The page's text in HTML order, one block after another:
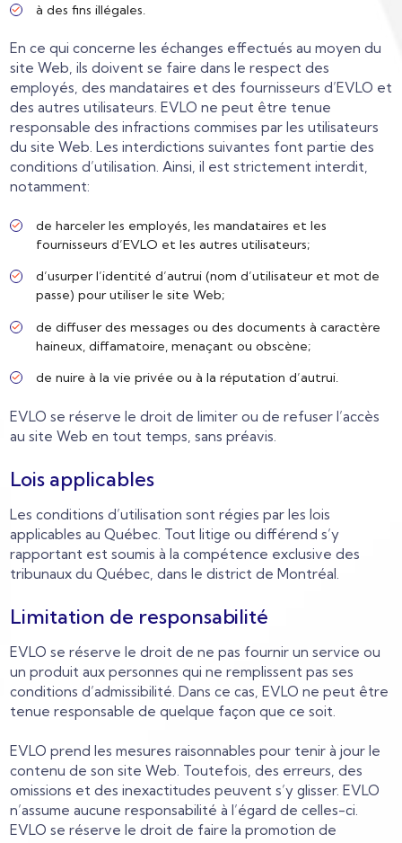
à des fins illégales.
En ce qui concerne les échanges effectués au moyen du
site Web, ils doivent se faire dans le respect des
employés, des mandataires et des fournisseurs d’EVLO et
des autres utilisateurs. EVLO ne peut être tenue
responsable des infractions commises par les utilisateurs
du site Web. Les interdictions suivantes font partie des
conditions d’utilisation. Ainsi, il est strictement interdit,
notamment:
de harceler les employés, les mandataires et les
fournisseurs d’EVLO et les autres utilisateurs;
d’usurper l’identité d’autrui (nom d’utilisateur et mot de
passe) pour utiliser le site Web;
de diffuser des messages ou des documents à caractère
haineux, diffamatoire, menaçant ou obscène;
de nuire à la vie privée ou à la réputation d’autrui.
EVLO se réserve le droit de limiter ou de refuser l’accès
au site Web en tout temps, sans préavis.
Lois applicables
Les conditions d’utilisation sont régies par les lois
applicables au Québec. Tout litige ou différend s’y
rapportant est soumis à la compétence exclusive des
tribunaux du Québec, dans le district de Montréal.
Limitation de responsabilité
EVLO se réserve le droit de ne pas fournir un service ou
un produit aux personnes qui ne remplissent pas ses
conditions d’admissibilité. Dans ce cas, EVLO ne peut être
tenue responsable de quelque façon que ce soit.
EVLO prend les mesures raisonnables pour tenir à jour le
contenu de son site Web. Toutefois, des erreurs, des
omissions et des inexactitudes peuvent s’y glisser. EVLO
n’assume aucune responsabilité à l’égard de celles-ci.
EVLO se réserve le droit de faire la promotion de